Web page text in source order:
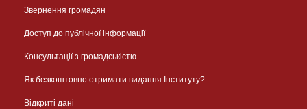
Звернення громадян
Доступ до публічної інформації
Консультації з громадськістю
Як безкоштовно отримати видання Інституту?
Відкриті дані